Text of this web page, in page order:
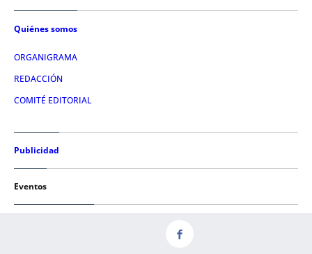
Quiénes somos
ORGANIGRAMA
REDACCIÓN
COMITÉ EDITORIAL
Publicidad
Eventos